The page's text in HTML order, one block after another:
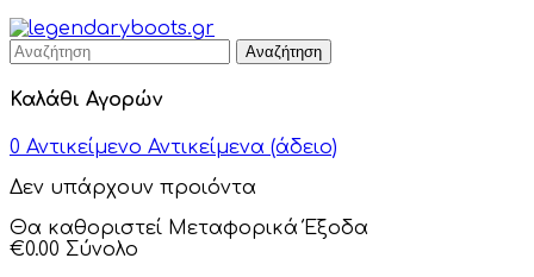
Αναζήτηση
Καλάθι Αγορών
0 Αντικείμενο Αντικείμενα (άδειο)
Δεν υπάρχουν προιόντα
Θα καθοριστεί Μεταφορικά Έξοδα
€0.00 Σύνολο